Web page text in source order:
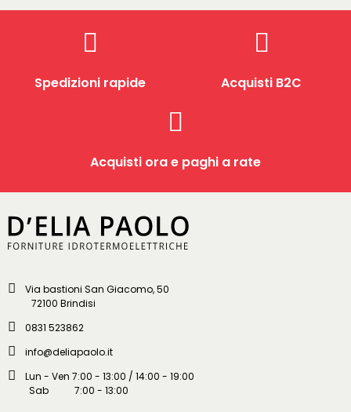
Spedizioni rapide Acquisti B2C
Acquisti ora e paghi a rate
Via bastioni San Giacomo, 50
72100 Brindisi
0831 523862
info@deliapaolo.it
Lun - Ven 7:00 - 13:00 / 14:00 - 19:00
Sab 7:00 - 13:00